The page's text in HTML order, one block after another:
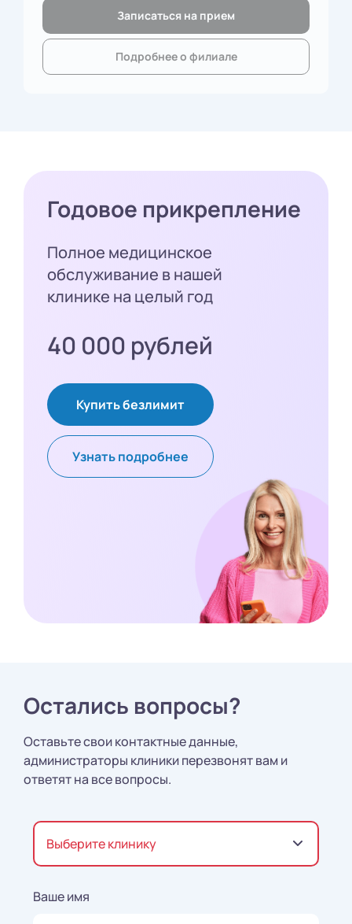
Записаться на прием
Подробнее о филиале
Годовое прикрепление
Полное медицинское
обслуживание в нашей
клинике на целый год
40 000 рублей
Купить безлимит
Узнать подробнее
Остались вопросы?
Оставьте свои контактные данные,
администраторы клиники перезвонят вам и
ответят на все вопросы.
Выберите клинику
Ваше имя